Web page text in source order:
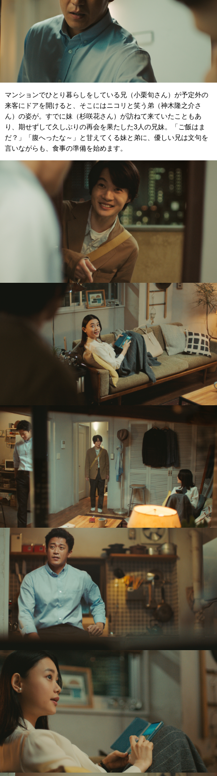
マンションでひとり暮らしをしている兄（小栗旬さん）が予定外の
来客にドアを開けると、そこにはニコリと笑う弟（神木隆之介さ
ん）の姿が。すでに妹（杉咲花さん）が訪ねて来ていたこともあ
り、期せずして久しぶりの再会を果たした3人の兄妹。「ご飯はま
だ？」「腹へったな～」と甘えてくる妹と弟に、優しい兄は文句を
言いながらも、食事の準備を始めます。